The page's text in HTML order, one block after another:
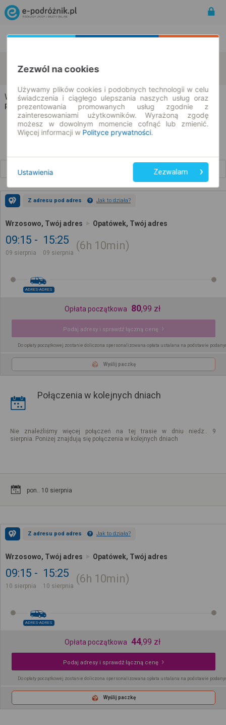
09.08.2026 | -- : --
Wrzosowo → Opatówek
Rozkład jazdy i bilety
Z adresu pod adres Jak to działa?
Wrzosowo, Twój adres Opatówek, Twój adres
09:15
09 sierpnia
15:25
09 sierpnia
6h 10min
ADRES-ADRES
Opłata początkowa 80,99 zł
Podaj adresy i sprawdź łączną cenę
Do opłaty początkowej zostanie doliczona spersonalizowana opłata ustalana na podstawie
Wyślij paczkę
Połączenia w kolejnych dniach
Nie znaleźliśmy więcej połączeń na tej trasie w dniu niedz.. 9
sierpnia. Poniżej znajdują się połączenia w kolejnych dniach
pon.. 10 sierpnia
Z adresu pod adres Jak to działa?
Wrzosowo, Twój adres Opatówek, Twój adres
09:15
10 sierpnia
15:25
10 sierpnia
6h 10min
ADRES-ADRES
Opłata początkowa 44,99 zł
Podaj adresy i sprawdź łączną cenę
Do opłaty początkowej zostanie doliczona spersonalizowana opłata ustalana na podstawie
Wyślij paczkę
Zezwól na cookies
Używamy plików cookies i podobnych technologii w celu
świadczenia i ciągłego ulepszania naszych usług oraz
prezentowania promowanych usług zgodnie z
zainteresowaniami użytkowników. Wyrażoną zgodę
możesz w dowolnym momencie cofnąć lub zmienić.
Więcej informacji w Polityce prywatności.
Ustawienia Zezwalam